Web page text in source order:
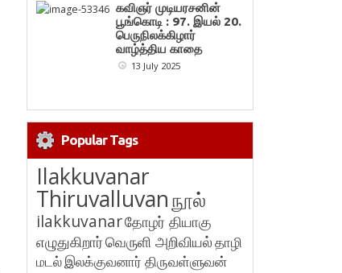
கவிஞர் முடியரசனின்
பூங்கொடி : 97. இயல் 20.
பெருநிலக்கிழார்
வாழ்த்திய காதை
13 July 2025
Popular Tags
Ilakkuvanar
Thiruvalluvanநூல்
ilakkuvanarதோழர் தியாகு
எழுதுகிறார்வெருளி அறிவியல்தாழி
மடல்இலக்குவனார் திருவள்ளுவன்